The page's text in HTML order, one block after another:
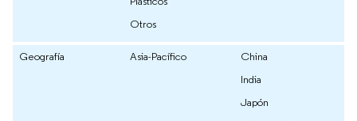
Otros
Geografía Asia-Pacífico
China
India
Japón